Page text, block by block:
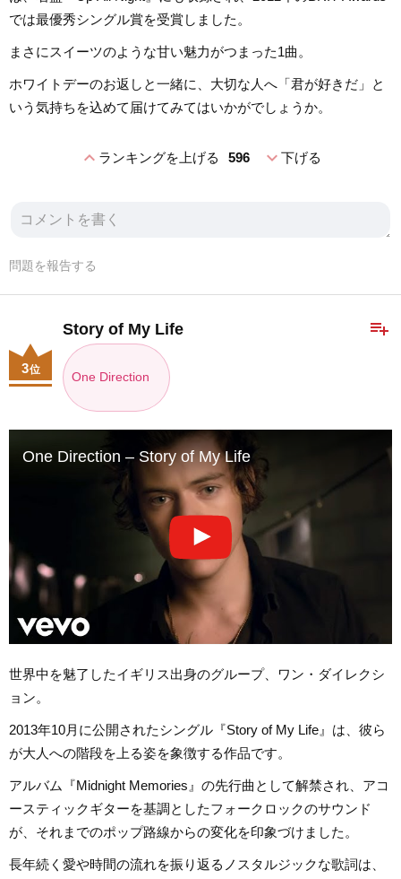
では最優秀シングル賞を受賞しました。
まさにスイーツのような甘い魅力がつまった1曲。
ホワイトデーのお返しと一緒に、大切な人へ「君が好きだ」と
いう気持ちを込めて届けてみてはいかがでしょうか。
expand_lessランキングを上げる 596 expand_more下げる
問題を報告する
playlist_add
Story of My Life
One Direction
3位
One Direction – Story of My Life
世界中を魅了したイギリス出身のグループ、ワン・ダイレクシ
ョン。
2013年10月に公開されたシングル『Story of My Life』は、彼ら
が大人への階段を上る姿を象徴する作品です。
アルバム『Midnight Memories』の先行曲として解禁され、アコ
ースティックギターを基調としたフォークロックのサウンド
が、それまでのポップ路線からの変化を印象づけました。
長年続く愛や時間の流れを振り返るノスタルジックな歌詞は、